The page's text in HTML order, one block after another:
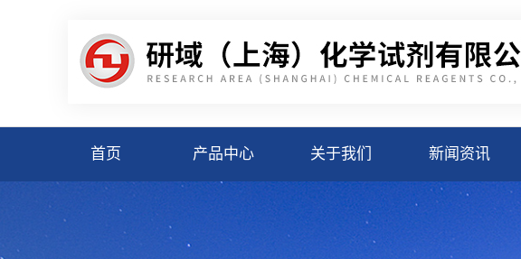
首页 产品中心 关于我们 新闻资讯